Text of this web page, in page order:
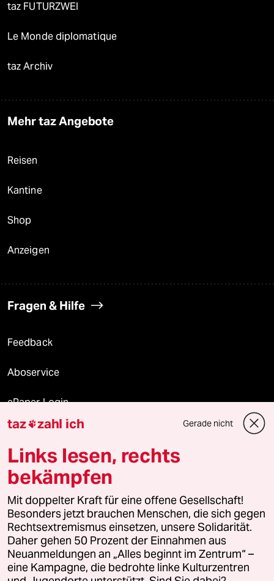
taz FUTURZWEI
Le Monde diplomatique
taz Archiv
Mehr taz Angebote
Reisen
Kantine
Shop
Anzeigen
Fragen & Hilfe
Feedback
Aboservice
ePaper Login
Downloads für Abonnierende
© 2026 taz Verlags und Vertriebs GmbH
Alle Rechte vorbehalten. Bei rechtlichen Fragen oder für Genehmigungen
wenden Sie sich bitte an
lizenzen@taz.de
Feedback Redaktionsstatut Kommune-Richtlinien
Leitlinie Informant Datenschutz Impressum AGB
taz zahl ich Gerade nicht
Links lesen, rechts
bekämpfen
Mit doppelter Kraft für eine offene Gesellschaft!
Besonders jetzt brauchen Menschen, die sich gegen
Rechtsextremismus einsetzen, unsere Solidarität.
Daher gehen 50 Prozent der Einnahmen aus
Neuanmeldungen an „Alles beginnt im Zentrum“ –
eine Kampagne, die bedrohte linke Kulturzentren